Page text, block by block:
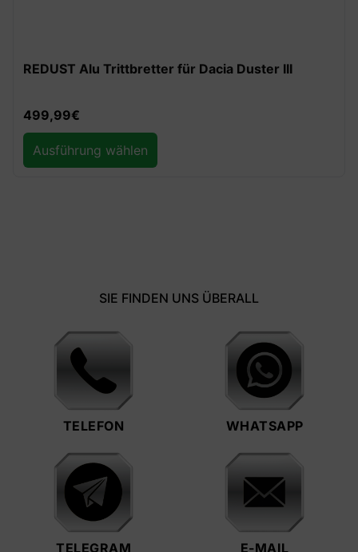
REDUST Alu Trittbretter für Dacia Duster III
499,99€
Ausführung wählen
SIE FINDEN UNS ÜBERALL
TELEFON WHATSAPP
TELEGRAM E-MAIL